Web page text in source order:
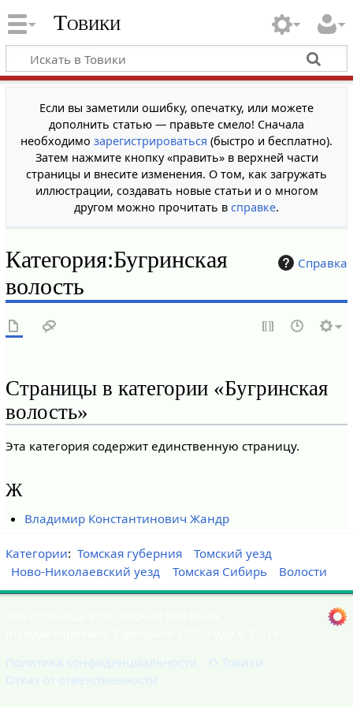
Товики
Если вы заметили ошибку, опечатку, или можете
дополнить статью — правьте смело! Сначала
необходимо зарегистрироваться (быстро и бесплатно).
Затем нажмите кнопку «править» в верхней части
страницы и внесите изменения. О том, как загружать
иллюстрации, создавать новые статьи и о многом
другом можно прочитать в справке.
Справка
Категория:Бугринская
волость
Страницы в категории «Бугринская
волость»
Эта категория содержит единственную страницу.
Ж
Владимир Константинович Жандр
Категории: Томская губерния
Томский уезд
Ново-Николаевский уезд
Томская Сибирь Волости